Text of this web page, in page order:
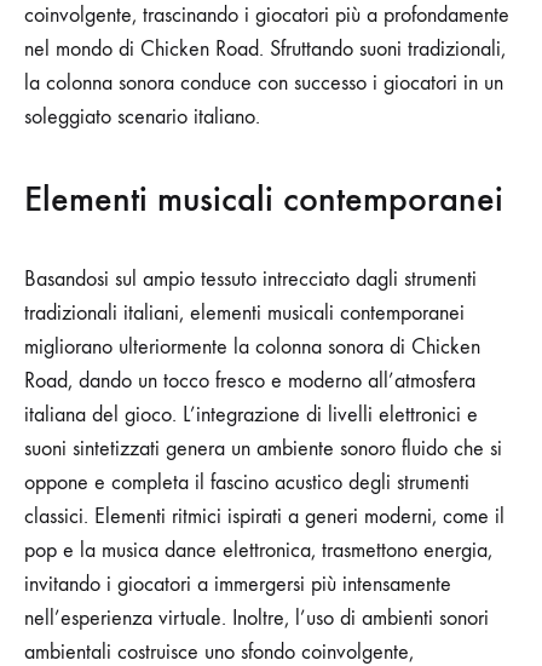
coinvolgente, trascinando i giocatori più a profondamente
nel mondo di Chicken Road. Sfruttando suoni tradizionali,
la colonna sonora conduce con successo i giocatori in un
soleggiato scenario italiano.
Elementi musicali contemporanei
Basandosi sul ampio tessuto intrecciato dagli strumenti
tradizionali italiani, elementi musicali contemporanei
migliorano ulteriormente la colonna sonora di Chicken
Road, dando un tocco fresco e moderno all’atmosfera
italiana del gioco. L’integrazione di livelli elettronici e
suoni sintetizzati genera un ambiente sonoro fluido che si
oppone e completa il fascino acustico degli strumenti
classici. Elementi ritmici ispirati a generi moderni, come il
pop e la musica dance elettronica, trasmettono energia,
invitando i giocatori a immergersi più intensamente
nell’esperienza virtuale. Inoltre, l’uso di ambienti sonori
ambientali costruisce uno sfondo coinvolgente,